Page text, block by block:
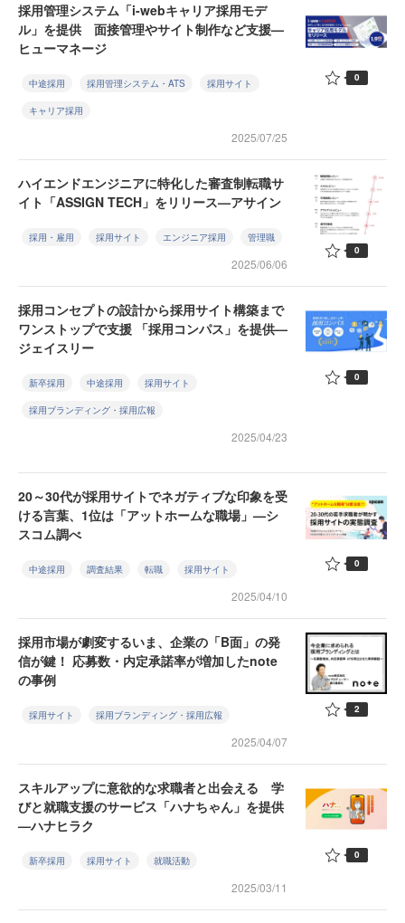
採用管理システム「i-webキャリア採用モデ
ル」を提供 面接管理やサイト制作など支援—
ヒューマネージ
中途採用 採用管理システム・ATS 採用サイト
キャリア採用
2025/07/25
0
ハイエンドエンジニアに特化した審査制転職サ
イト「ASSIGN TECH」をリリース—アサイン
採用・雇用 採用サイト エンジニア採用 管理職
2025/06/06
0
採用コンセプトの設計から採用サイト構築まで
ワンストップで支援 「採用コンパス」を提供—
ジェイスリー
新卒採用 中途採用 採用サイト
採用ブランディング・採用広報
2025/04/23
0
20～30代が採用サイトでネガティブな印象を受
ける言葉、1位は「アットホームな職場」—シ
スコム調べ
中途採用 調査結果 転職 採用サイト
2025/04/10
0
採用市場が劇変するいま、企業の「B面」の発
信が鍵！ 応募数・内定承諾率が増加したnote
の事例
採用サイト 採用ブランディング・採用広報
2025/04/07
2
スキルアップに意欲的な求職者と出会える 学
びと就職支援のサービス「ハナちゃん」を提供
—ハナヒラク
新卒採用 採用サイト 就職活動
2025/03/11
0